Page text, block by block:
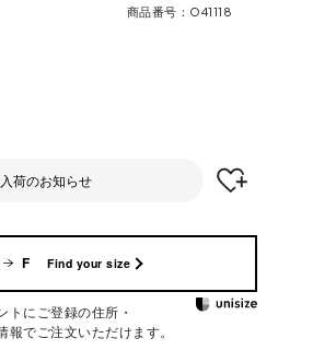
商品番号 O41118
荷のお知らせ
F Find your size
にご登録の住所・
報でご注文いただけます。